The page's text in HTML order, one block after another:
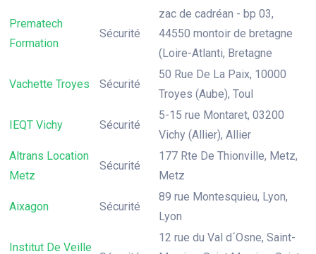
Prematech
Formation
Sécurité
zac de cadréan - bp 03,
44550 montoir de bretagne
(Loire-Atlanti, Bretagne
Vachette Troyes Sécurité
50 Rue De La Paix, 10000
Troyes (Aube), Toul
IEQT Vichy Sécurité
5-15 rue Montaret, 03200
Vichy (Allier), Allier
Altrans Location
Metz
Sécurité
177 Rte De Thionville, Metz,
Metz
Aixagon Sécurité
89 rue Montesquieu, Lyon,
Lyon
Institut De Veille
12 rue du Val d´Osne, Saint-